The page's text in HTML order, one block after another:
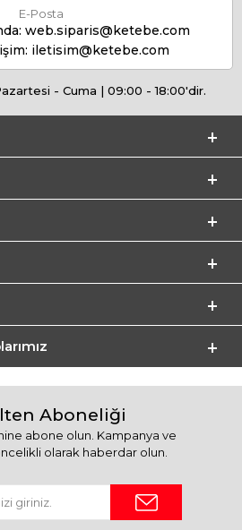
E-Posta
web.siparis@ketebe.com
iletisim@ketebe.com
- Cuma | 09:00 - 18:00'dir.
Aboneliği
abone olun. Kampanya ve
olarak haberdar olun.